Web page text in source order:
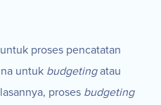
proses pencatatan
untuk budgetingatau
proses budgeting